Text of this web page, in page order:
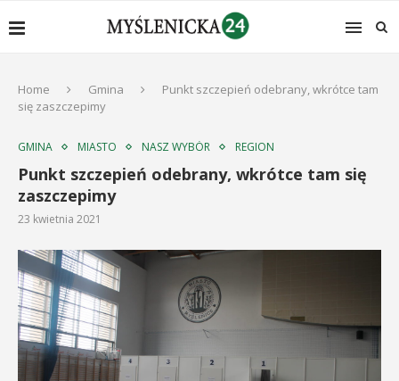
Home Gmina
Punkt szczepień odebrany, wkrótce tam
się zaszczepimy
GMINA MIASTO NASZ WYBÓR REGION
Punkt szczepień odebrany, wkrótce tam się
zaszczepimy
23 kwietnia 2021